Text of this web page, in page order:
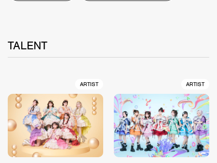
TALENT
ARTIST ARTIST